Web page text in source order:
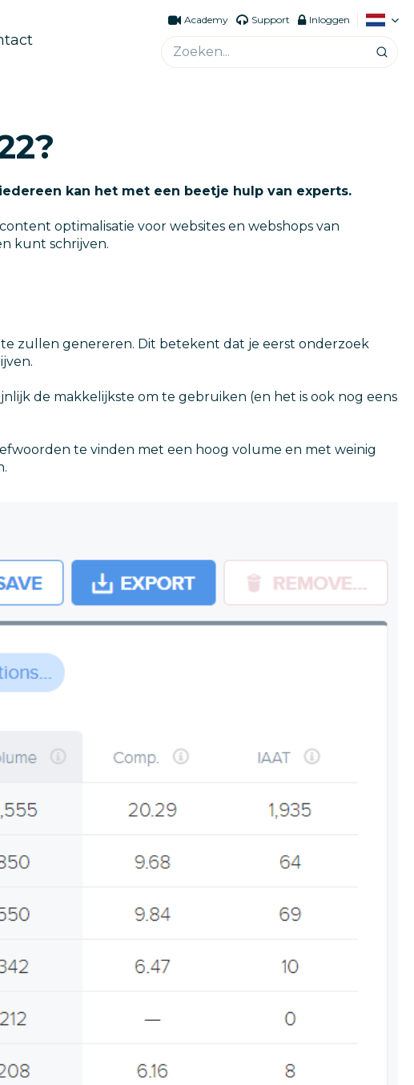
Academy Support Inloggen
kan het met een beetje hulp van experts.
optimalisatie voor websites en webshops van
kunt schrijven.
zullen genereren. Dit betekent dat je eerst onderzoek
de makkelijkste om te gebruiken (en het is ook nog eens
te vinden met een hoog volume en met weinig